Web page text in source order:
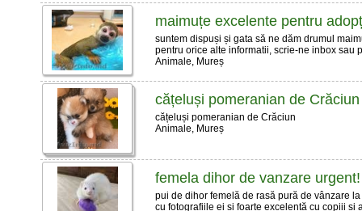
maimuțe excelente pentru
suntem dispuși și gata să ne dăm drumul
pentru orice alte informatii, scrie-ne inbox sau
Animale, Mureș
cățeluși pomeranian de Crăciun
cățeluși pomeranian de Crăciun
Animale, Mureș
femela dihor de vanzare urgent!
pui de dihor femelă de rasă pură de vânzare
cu fotografiile ei și foarte excelentă cu copiii și